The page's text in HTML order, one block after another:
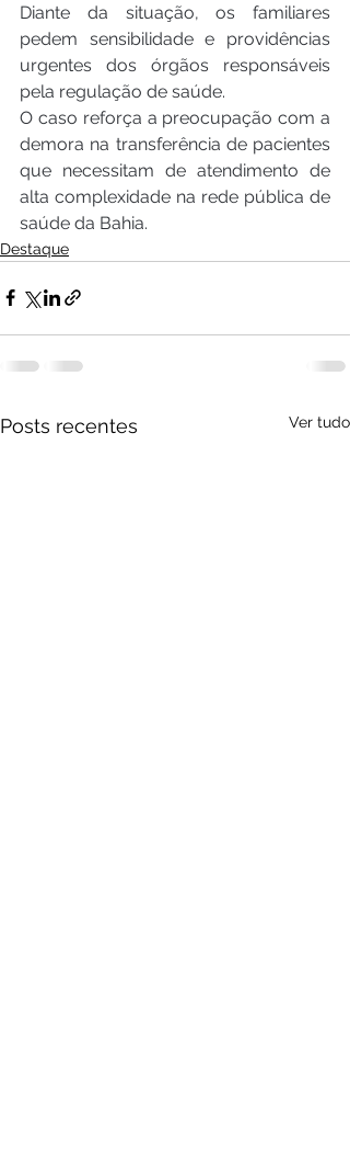
Diante da situação, os familiares
pedem sensibilidade e providências
urgentes dos órgãos responsáveis
pela regulação de saúde.
O caso reforça a preocupação com a
demora na transferência de pacientes
que necessitam de atendimento de
alta complexidade na rede pública de
saúde da Bahia.
Destaque
Posts recentes Ver tudo